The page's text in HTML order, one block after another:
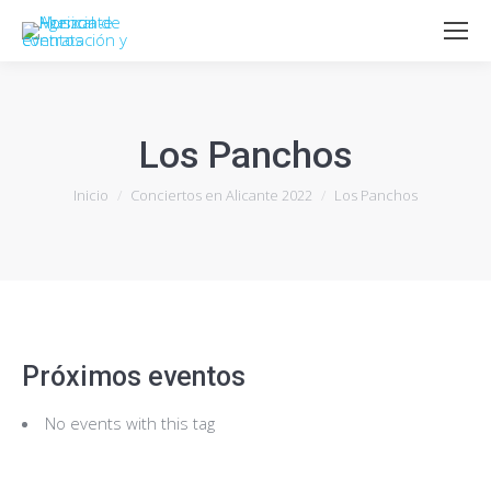
Los Panchos
Estás aquí:
Inicio Conciertos en Alicante 2022 Los Panchos
Próximos eventos
No events with this tag